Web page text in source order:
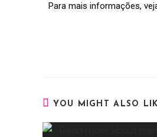
Para mais informações,
YOU MIGHT ALSO